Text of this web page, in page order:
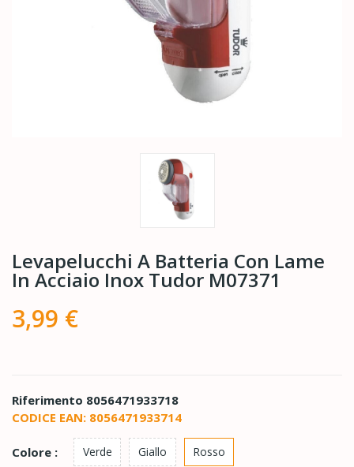
Levapelucchi A Batteria Con Lame
In Acciaio Inox Tudor M07371
3,99 €
Riferimento 8056471933718
CODICE EAN: 8056471933714
Colore : Verde Giallo Rosso